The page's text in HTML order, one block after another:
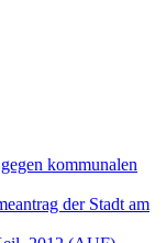
kommunalen
der Stadt am